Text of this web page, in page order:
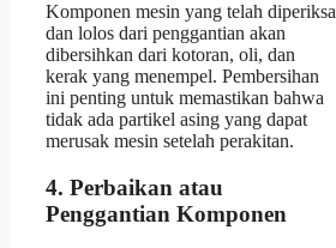
Komponen mesin yang telah diperiksa
dan lolos dari penggantian akan
dibersihkan dari kotoran, oli, dan
kerak yang menempel. Pembersihan
ini penting untuk memastikan bahwa
tidak ada partikel asing yang dapat
merusak mesin setelah perakitan.
4. Perbaikan atau
Penggantian Komponen